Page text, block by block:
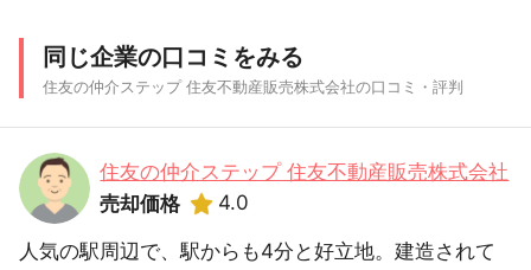
同じ企業の口コミをみる
住友の仲介ステップ 住友不動産販売株式会社の口コミ・評判
住友の仲介ステップ 住友不動産販売株式会社
売却価格
4.0
人気の駅周辺で、駅からも4分と好立地。建造されて